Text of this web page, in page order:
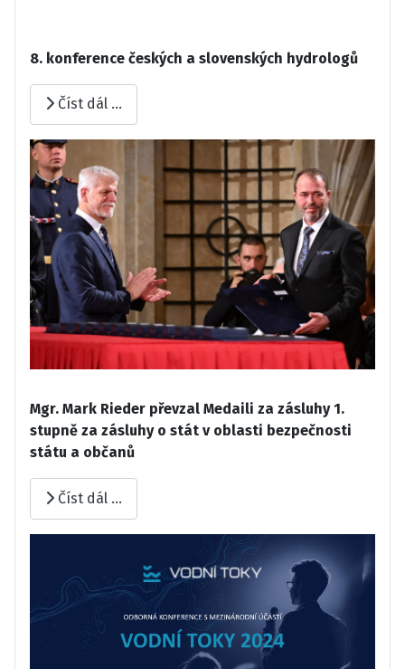
8. konference českých a slovenských hydrologů
Číst dál …
Mgr. Mark Rieder převzal Medaili za zásluhy 1.
stupně za zásluhy o stát v oblasti bezpečnosti
státu a občanů
Číst dál …